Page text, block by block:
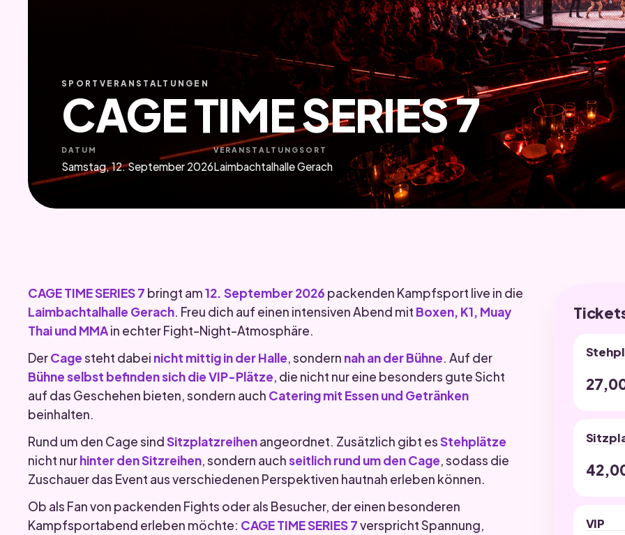
SPORTVERANSTALTUNGEN
CAGE TIME SERIES 7
DATUM
Samstag, 12. September 2026
VERANSTALTUNGSORT
Laimbachtalhalle Gerach
CAGE TIME SERIES 7 bringt am12. September 2026 packenden Kampfsport live in die
Laimbachtalhalle Gerach. Freu dich auf einen intensiven Abend mit Boxen, K1, Muay
Thai und MMAin echter Fight-Night-Atmosphäre.
DerCagesteht dabei nicht mittig in der Halle, sondern nah an der Bühne. Auf der
Bühne selbst befinden sich die VIP-Plätze, die nicht nur eine besonders gute Sicht
auf das Geschehen bieten, sondern auch Catering mit Essen und Getränken
beinhalten.
Rund um den Cage sindSitzplatzreihenangeordnet. Zusätzlich gibt esStehplätze
nicht nurhinter den Sitzreihen, sondern auchseitlich rund um den Cage, sodass die
Zuschauer das Event aus verschiedenen Perspektiven hautnah erleben können.
Ob als Fan von packenden Fights oder als Besucher, der einen besonderen
Kampfsportabend erleben möchte: CAGE TIME SERIES 7verspricht Spannung,
VIP